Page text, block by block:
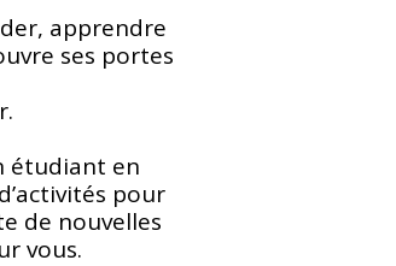
apprendre
ses portes
étudiant en
pour
de nouvelles
vous.